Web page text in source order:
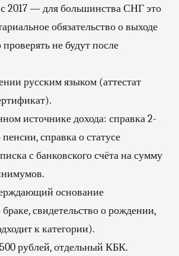
2017 — для большинства СНГ это
обязательство о выходе
проверять не будут после
русским языком (аттестат
источнике дохода: справка 2-
справка о статусе
с банковского счёта на сумму
основание
свидетельство о рождении,
к категории).
рублей, отдельный КБК.